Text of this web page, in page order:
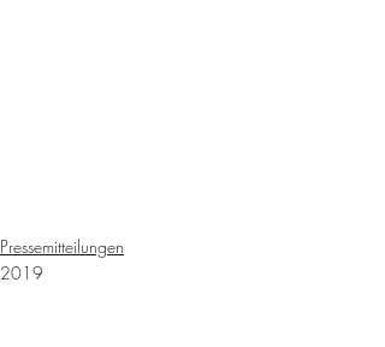
Pressemitteilungen
2019